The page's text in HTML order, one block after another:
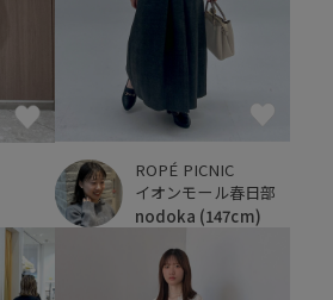
ROPÉ PICNIC
イオンモール春日部
nodoka (147cm)